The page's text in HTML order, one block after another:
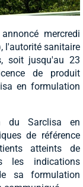
mercredi
l'autorité sanitaire
soit jusqu'au 23
de produit
en formulation
du Sarclisa en
de référence
atteints de
les indications
sa formulation